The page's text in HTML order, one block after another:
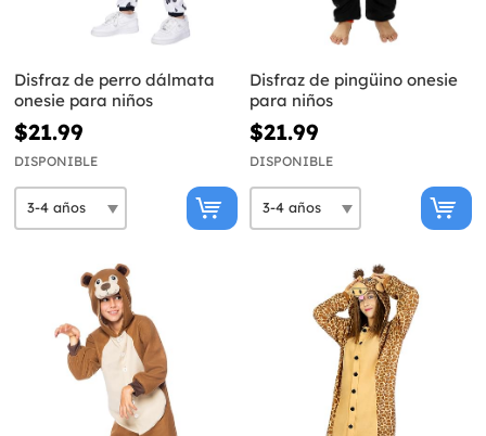
Disfraz de perro dálmata
onesie para niños
$21.99
DISPONIBLE
Disfraz de pingüino onesie
para niños
$21.99
DISPONIBLE